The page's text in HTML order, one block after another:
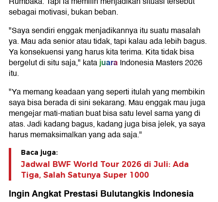
sebagai motivasi, bukan beban.
"Saya sendiri enggak menjadikannya itu suatu masalah
ya. Mau ada senior atau tidak, tapi kalau ada lebih bagus.
Ya konsekuensi yang harus kita terima. Kita tidak bisa
bergelut di situ saja," katajuaraIndonesia Masters 2026
itu.
"Ya memang keadaan yang seperti itulah yang membikin
saya bisa berada di sini sekarang. Mau enggak mau juga
mengejar mati-matian buat bisa satu level sama yang di
atas. Jadi kadang bagus, kadang juga bisa jelek, ya saya
harus memaksimalkan yang ada saja."
Baca juga:
Jadwal BWF World Tour 2026 di Juli: Ada
Tiga, Salah Satunya Super 1000
Ingin Angkat Prestasi Bulutangkis Indonesia